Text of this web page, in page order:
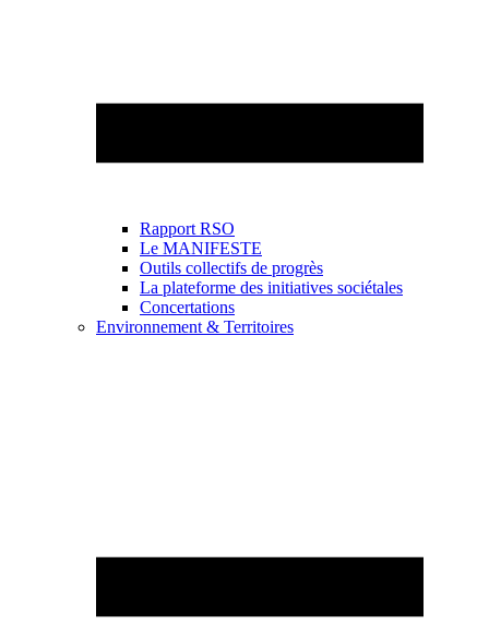
Rapport RSO
Le MANIFESTE
Outils collectifs de progrès
La plateforme des initiatives sociétales
Concertations
Environnement & Territoires